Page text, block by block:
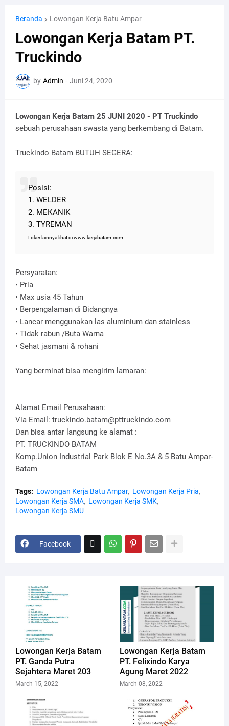
Beranda Lowongan Kerja Batu Ampar
Lowongan Kerja Batam PT.
Truckindo
by Admin - Juni 24, 2020
Lowongan Kerja Batam 25 JUNI 2020 - PT Truckindo
sebuah perusahaan swasta yang berkembang di Batam.
Truckindo Batam BUTUH SEGERA:
Posisi:
1. WELDER
2. МЕКАNIK
3. TYREMAN
Loker lainnya lihat di www.kerjabatam.com
Persyaratan:
• Pria
• Max usia 45 Tahun
• Berpengalaman di Bidangnya
• Lancar menggunakan las aluminium dan stainless
• Tidak rabun /Buta Warna
• Sehat jasmani & rohani
Yang berminat bisa mengirim lamaran:
Alamat Email Perusahaan:
Via Email: truckindo.batam@pttruckindo.com
Dan bisa antar langsung ke alamat :
PT. TRUCKINDO BATAM
Komp.Union Industrial Park Blok E No.3A & 5 Batu Ampar-
Batam
Tags: Lowongan Kerja Batu Ampar
Lowongan Kerja Pria
Lowongan Kerja SMA
Lowongan Kerja SMK
Lowongan Kerja SMU
Facebook
Lowongan Kerja Batam
PT. Ganda Putra
Sejahtera Maret 203
March 15, 2022
Lowongan Kerja Batam
PT. Felixindo Karya
Agung Maret 2022
March 08, 2022